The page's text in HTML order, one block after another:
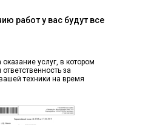
работ у вас будут все
услуг, в котором
за
техники на время